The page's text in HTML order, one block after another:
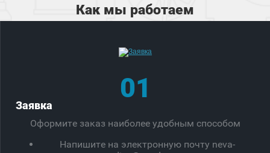
Как мы работаем
01
Заявка
Оформите заказ наиболее удобным способом
Напишите на электронную почту neva-